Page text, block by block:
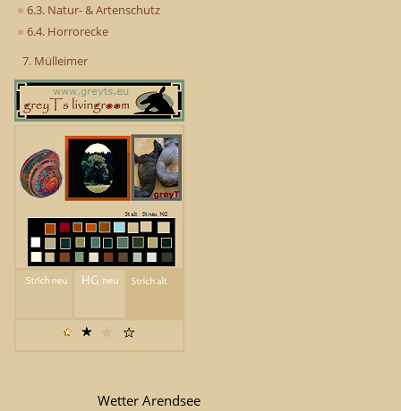
6.3. Natur- & Artenschutz
6.4. Horrorecke
7. Mülleimer
Wetter Arendsee